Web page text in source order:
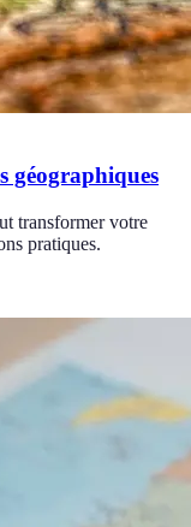
géographiques
transformer votre
pratiques.